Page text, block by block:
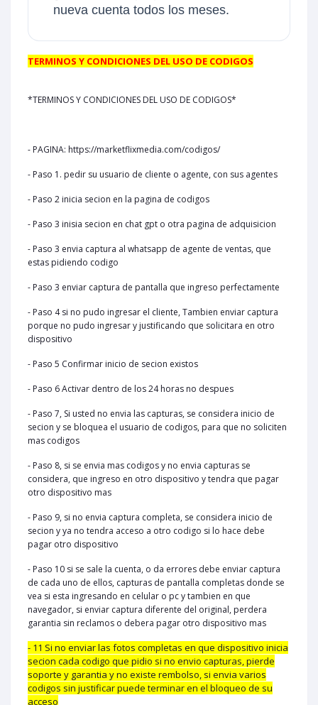
nueva cuenta todos los meses.
TERMINOS Y CONDICIONES DEL USO DE CODIGOS
*TERMINOS Y CONDICIONES DEL USO DE CODIGOS*
- PAGINA: https://marketflixmedia.com/codigos/
- Paso 1. pedir su usuario de cliente o agente, con sus agentes
- Paso 2 inicia secion en la pagina de codigos
- Paso 3 inisia secion en chat gpt o otra pagina de adquisicion
- Paso 3 envia captura al whatsapp de agente de ventas, que
estas pidiendo codigo
- Paso 3 enviar captura de pantalla que ingreso perfectamente
- Paso 4 si no pudo ingresar el cliente, Tambien enviar captura
porque no pudo ingresar y justificando que solicitara en otro
dispositivo
- Paso 5 Confirmar inicio de secion existos
- Paso 6 Activar dentro de los 24 horas no despues
- Paso 7, Si usted no envia las capturas, se considera inicio de
secion y se bloquea el usuario de codigos, para que no soliciten
mas codigos
- Paso 8, si se envia mas codigos y no envia capturas se
considera, que ingreso en otro dispositivo y tendra que pagar
otro dispositivo mas
- Paso 9, si no envia captura completa, se considera inicio de
secion y ya no tendra acceso a otro codigo si lo hace debe
pagar otro dispositivo
- Paso 10 si se sale la cuenta, o da errores debe enviar captura
de cada uno de ellos, capturas de pantalla completas donde se
vea si esta ingresando en celular o pc y tambien en que
navegador, si enviar captura diferente del original, perdera
garantia sin reclamos o debera pagar otro dispositivo mas
- 11 Si no enviar las fotos completas en que dispositivo inicia
secion cada codigo que pidio si no envio capturas, pierde
soporte y garantia y no existe rembolso, si envia varios
codigos sin justificar puede terminar en el bloqueo de su
acceso